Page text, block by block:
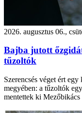
2026. augusztus 06.,
Bajba jutott
tűzoltók
Szerencsés véget ért
megyében: a tűzoltók
mentettek ki